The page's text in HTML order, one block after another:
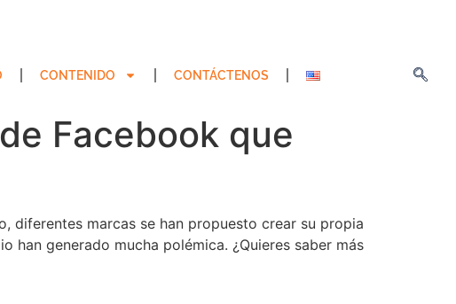
CONTENIDO CONTÁCTENOS
Facebook que
diferentes marcas se han propuesto crear su propia
han generado mucha polémica. ¿Quieres saber más